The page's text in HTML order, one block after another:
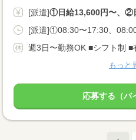
[派遣]①日給13,600円〜、②
もっと
応募する（バ